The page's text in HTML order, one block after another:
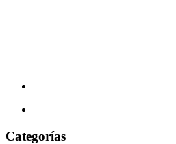
Categorías